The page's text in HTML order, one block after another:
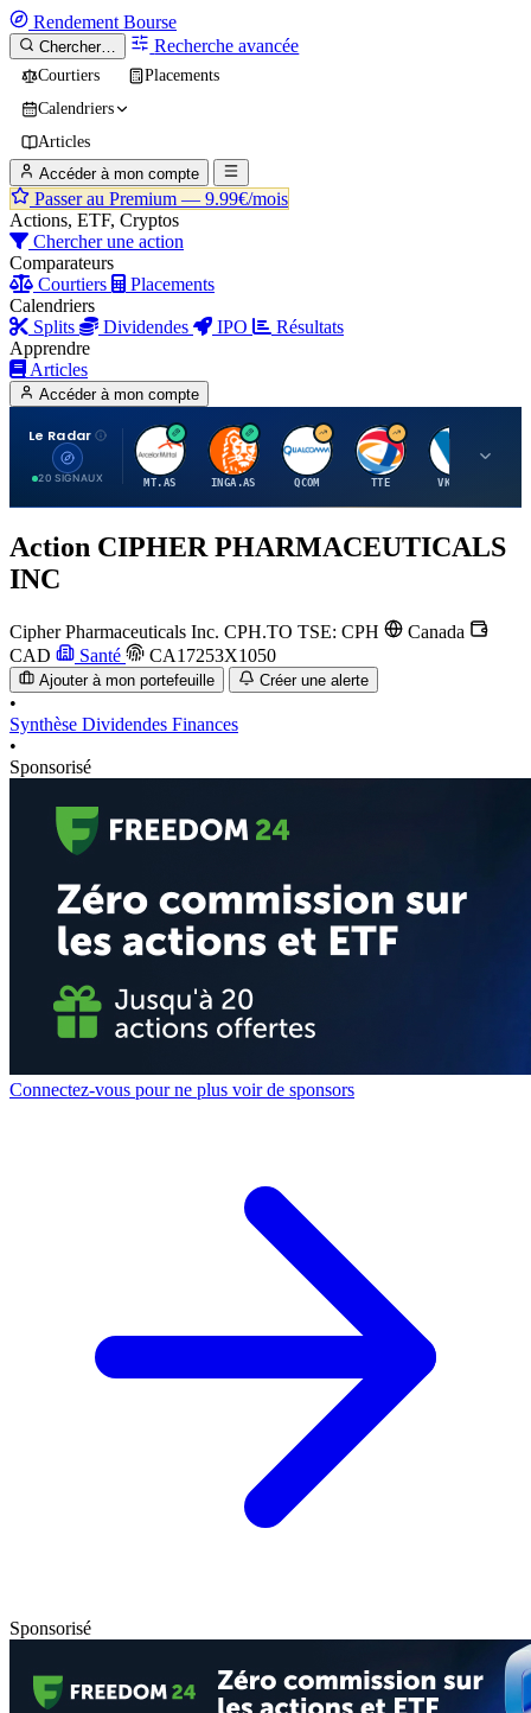
Rendement Bourse
Chercher… Recherche avancée
Courtiers
Placements
Calendriers
Articles
Accéder à mon compte
Passer au Premium — 9.99€/mois
Actions, ETF, Cryptos
Chercher une action
Comparateurs
Courtiers
Placements
Calendriers
Splits
Dividendes IPO
Résultats
Apprendre
Articles
Accéder à mon compte
Le Radar
20 SIGNAUX
A
MT.AS
I
INGA.AS
Q
QCOM
T
TTE VK.PA
Action CIPHER PHARMACEUTICALS
INC
Cipher Pharmaceuticals Inc. CPH.TO TSE: CPH
Canada
CAD
Santé CA17253X1050
Ajouter à mon portefeuille Créer une alerte
•
Synthèse Dividendes Finances
•
Sponsorisé
Connectez-vous pour ne plus voir de sponsors
Sponsorisé